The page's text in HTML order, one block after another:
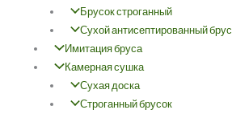
Брусок строганный
Сухой антисептированный брус
Имитация бруса
Камерная сушка
Сухая доска
Строганный брусок